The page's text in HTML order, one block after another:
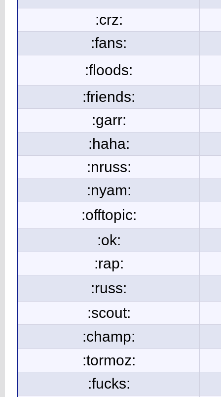
:crz:
:fans:
:floods:
:friends:
:garr:
:haha:
:nruss:
:nyam:
:offtopic:
:ok:
:rap:
:russ:
:scout:
:champ:
:tormoz:
:fucks: